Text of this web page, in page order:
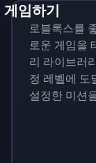
게임하기
로블록스를
로운 게임을
리 라이브러
정 레벨에 도
설정한 미션